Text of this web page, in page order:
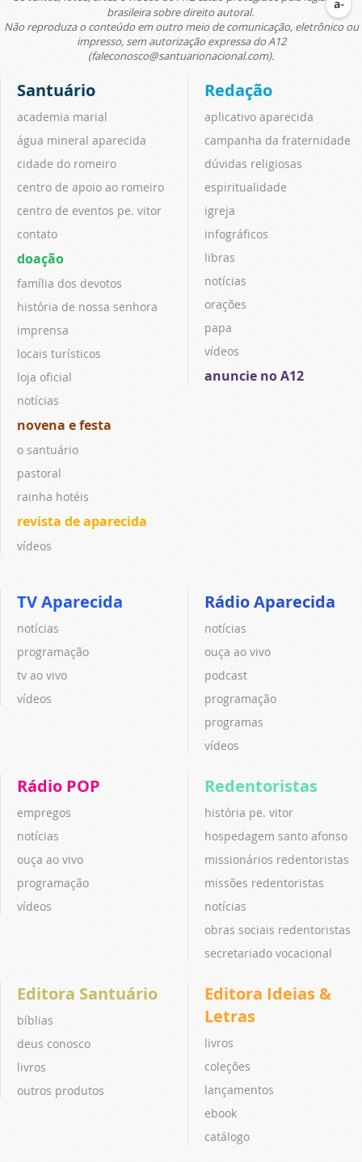
brasileira sobre direito autoral.
Não reproduza o conteúdo em outro meio de comunicação, eletrônico ou
impresso, sem autorização expressa do A12
(faleconosco@santuarionacional.com).
Santuário
academia marial
água mineral aparecida
cidade do romeiro
centro de apoio ao romeiro
centro de eventos pe. vitor
contato
doação
família dos devotos
história de nossa senhora
imprensa
locais turísticos
loja oficial
notícias
novena e festa
o santuário
pastoral
rainha hotéis
revista de aparecida
vídeos
Redação
aplicativo aparecida
campanha da fraternidade
dúvidas religiosas
espiritualidade
igreja
infográficos
libras
notícias
orações
papa
vídeos
anuncie no A12
TV Aparecida
notícias
programação
tv ao vivo
vídeos
Rádio Aparecida
notícias
ouça ao vivo
podcast
programação
programas
vídeos
Rádio POP
empregos
notícias
ouça ao vivo
programação
vídeos
Redentoristas
história pe. vitor
hospedagem santo afonso
missionários redentoristas
missões redentoristas
notícias
obras sociais redentoristas
secretariado vocacional
Editora Santuário
bíblias
deus conosco
livros
outros produtos
Editora Ideias &
Letras
livros
coleções
lançamentos
ebook
catálogo